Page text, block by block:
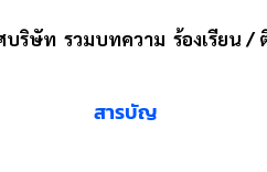
บริษัท รวมบทความ ร้องเรียน /
สารบัญ